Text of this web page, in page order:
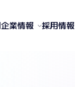
企業情報 採用情報